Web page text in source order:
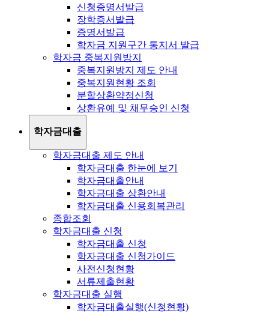
신청증명서발급
장학증서발급
증명서발급
학자금 지원구간 통지서 발급
학자금 중복지원방지
중복지원방지 제도 안내
중복지원현황 조회
분할상환약정신청
상환유예 및 채무승인 신청
학자금대출
학자금대출 제도 안내
학자금대출 한눈에 보기
학자금대출안내
학자금대출 상환안내
학자금대출 신용회복관리
종합조회
학자금대출 신청
학자금대출 신청
학자금대출 신청가이드
사전신청현황
서류제출현황
학자금대출 실행
학자금대출실행(신청현황)